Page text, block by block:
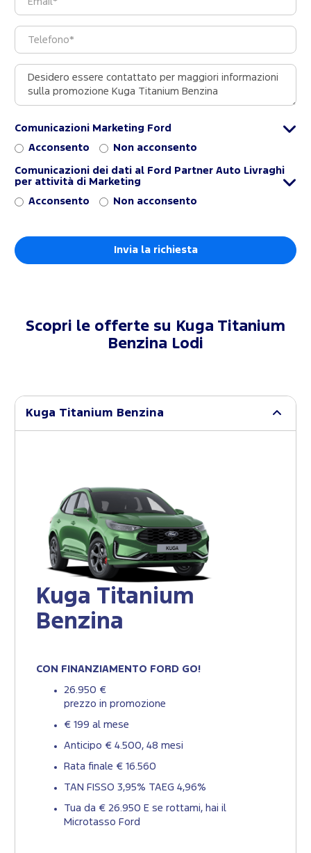
Comunicazioni Marketing Ford
Acconsento Non acconsento
Comunicazioni dei dati al Ford Partner Auto Livraghi
per attività di Marketing
Acconsento Non acconsento
Scopri le offerte su
Kuga Titanium
Benzina Lodi
Kuga Titanium Benzina
Kuga Titanium
Benzina
CON FINANZIAMENTO FORD GO!
26.950 €
prezzo in promozione
€ 199 al mese
Anticipo € 4.500, 48 mesi
Rata finale € 16.560
TAN FISSO 3,95% TAEG 4,96%
Tua da € 26.950 ​E se rottami, hai il
Microtasso Ford